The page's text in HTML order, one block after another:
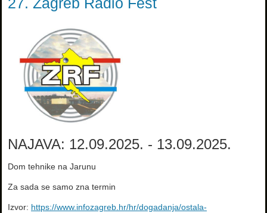
NAJAVA: 12.09.2025. - 13.09.2025.
Dom tehnike na Jarunu
Za sada se samo zna termin
Izvor: https://www.infozagreb.hr/hr/dogadanja/ostala-